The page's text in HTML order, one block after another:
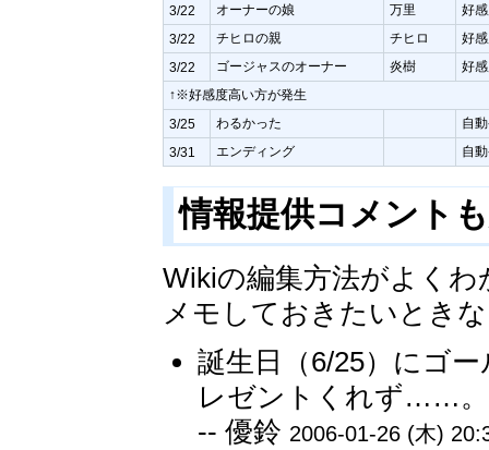
3/22 オーナーの娘 万里 好
3/22 チヒロの親 チヒロ 好
3/22 ゴージャスのオーナー 炎樹
好
↑※好感度高い方が発生
3/25 わるかった 自
3/31 エンディング 自
情報提供コメント
Wikiの編集方法がよく
メモしておきたいとき
誕生日（6/25）にゴ
レゼントくれず……。
-- 優鈴 2006-01-26 (木)